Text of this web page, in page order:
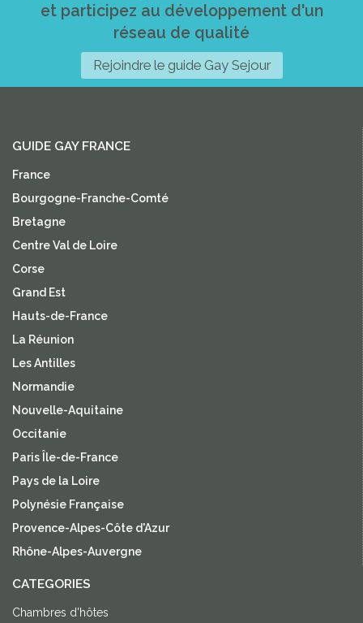
et participez au développement d'un
réseau de qualité
Rejoindre le guide Gay Sejour
GUIDE GAY FRANCE
France
Bourgogne-Franche-Comté
Bretagne
Centre Val de Loire
Corse
Grand Est
Hauts-de-France
La Réunion
Les Antilles
Normandie
Nouvelle-Aquitaine
Occitanie
Paris Île-de-France
Pays de la Loire
Polynésie Française
Provence-Alpes-Côte d'Azur
Rhône-Alpes-Auvergne
CATEGORIES
Chambres d'hôtes